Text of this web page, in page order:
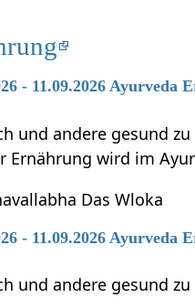
- 11.09.2026
und andere gesund
Ernährung wird im
Das Wloka
- 11.09.2026 Ayurveda
und andere gesund